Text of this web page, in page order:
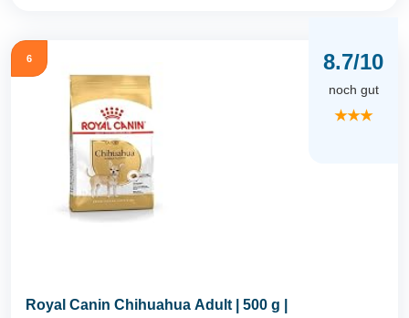
6 8.7/10
noch gut
★★★
Royal Canin Chihuahua Adult | 500 g |